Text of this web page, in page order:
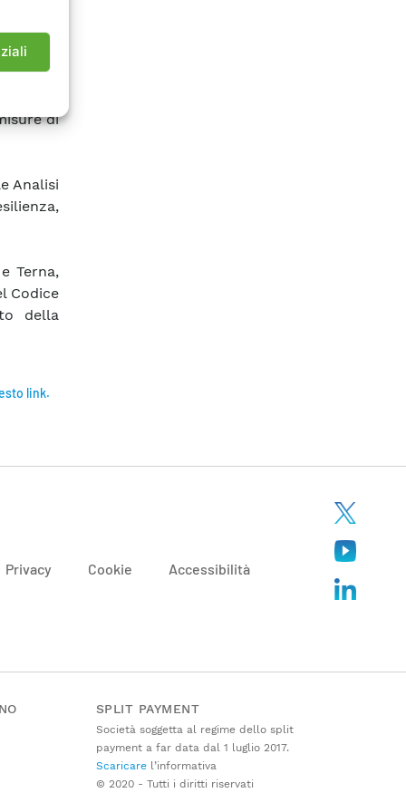
di
la rete
di
Analisi
Terna,
Codice
della
link.
Privacy Cookie Accessibilità
SPLIT PAYMENT
Società soggetta al regime dello split
payment a far data dal 1 luglio 2017.
Scaricarel’informativa
© 2020 - Tutti i diritti riservati